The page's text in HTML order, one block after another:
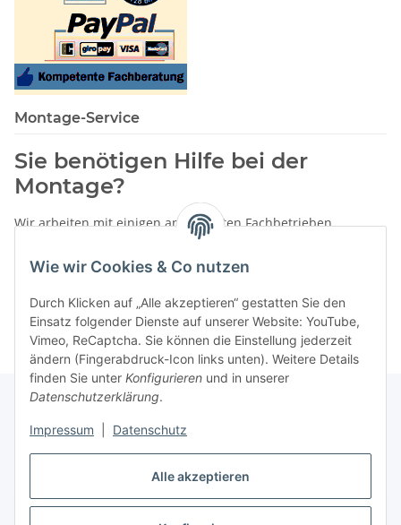
Alle akzeptieren
Wie wir Cookies & Co nutzen
Durch Klicken auf „Alle akzeptieren“ gestatten Sie den
Einsatz folgender Dienste auf unserer Website: YouTube,
Vimeo, ReCaptcha. Sie können die Einstellung jederzeit
ändern (Fingerabdruck-Icon links unten). Weitere Details
finden Sie unter Konfigurieren und in unserer
Datenschutzerklärung.
Impressum Datenschutz
Montage-Service
Sie benötigen Hilfe bei der
Montage?
Wir arbeiten mit einigen anerkannten Fachbetrieben
Rufen Sie uns einfach an:
oder schreiben Sie uns eine eMail!
Gesetzliche Informationen
Vertrag widerrufen